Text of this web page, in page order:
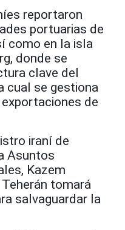
reportaron
portuarias de
como en la isla
donde se
clave del
cual se gestiona
de
iraní de
Asuntos
Kazem
tomará
salvaguardar la